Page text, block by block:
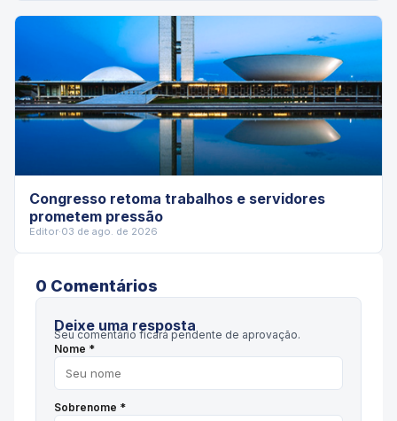
Congresso retoma trabalhos e servidores
prometem pressão
Editor·03 de ago. de 2026
0 Comentários
Deixe uma resposta
Seu comentário ficará pendente de aprovação.
Nome *
Sobrenome *